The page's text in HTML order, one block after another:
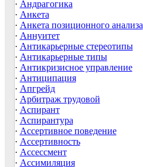
· Андрагогика
· Анкета
· Анкета позиционного анализа
· Аннуитет
· Антикарьерные стереотипы
· Антикарьерные типы
· Антикризисное управление
· Антиципация
· Апгрейд
· Арбитраж трудовой
· Аспирант
· Аспирантура
· Ассертивное поведение
· Ассертивность
· Ассессмент
· Ассимиляция